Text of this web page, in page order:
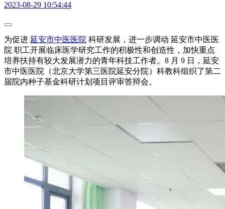
2023-08-29 10:54:44
为促进 延安市中医医院 科研发展，进一步调动 延安市中医医
院 职工开展临床医学研究工作的积极性和创造性，加快重点
培养扶持有较大发展潜力的青年科技工作者。8 月 9 日，延安
市中医医院（北京大学第三医院延安分院）科教科组织了第二
届院内种子基金科研计划项目评审答辩会。